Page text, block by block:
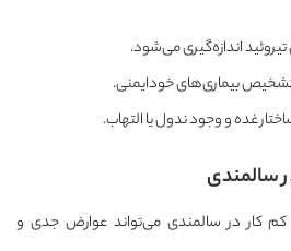
اندازه‌گیری می‌شود.
بیماری‌های خودایمنی.
غده و وجود ندول یا التهاب.
سالمندی
کم کار در سالمندی می‌تواند عوارض جدی و